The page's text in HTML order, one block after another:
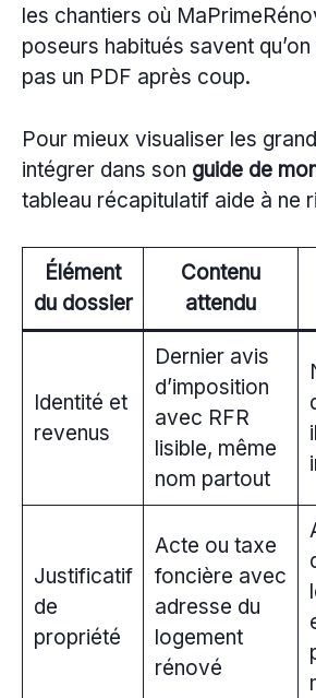
les chantiers où
poseurs habitués savent qu’on
pas un PDF après coup.
Pour mieux visualiser les
intégrer dans son guide de
tableau récapitulatif aide à ne
Élément
du dossier
Contenu
attendu
Identité et
revenus
Dernier avis
d’imposition
avec RFR
lisible, même
nom partout
Justificatif
de
propriété
Acte ou taxe
foncière avec
adresse du
logement
rénové